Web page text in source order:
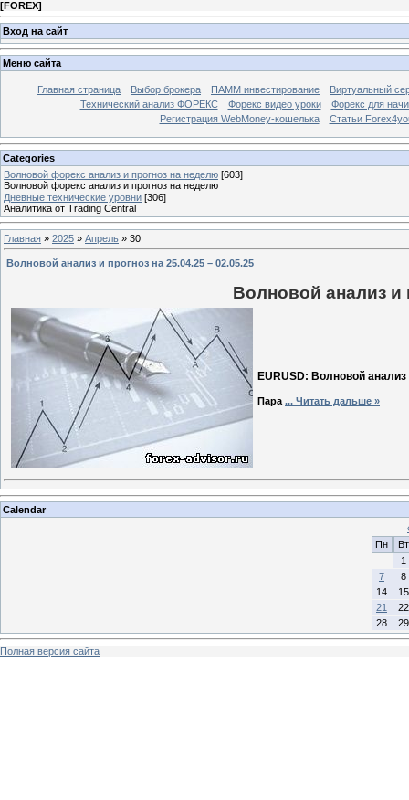
[FOREX]
Вход на сайт
Меню сайта
Главная страница Выбор брокера ПАММ инвестирование
Виртуальный
Технический анализ ФОРЕКС
Форекс видео уроки
Форекс для
Регистрация WebMoney-кошелька
Статьи
Categories
Волновой форекс анализ и прогноз на неделю [603]
Волновой форекс анализ и прогноз на неделю
Дневные технические уровни [306]
Аналитика от Trading Central
Главная » 2025 » Апрель » 30
Волновой анализ и прогноз на 25.04.25 – 02.05.25
Волновой анализ и
EURUSD: Волновой анализ
Пара ... Читать дальше »
Calendar
Пн
Вт
1
7
8
14
15
21
22
28
29
Полная версия сайта